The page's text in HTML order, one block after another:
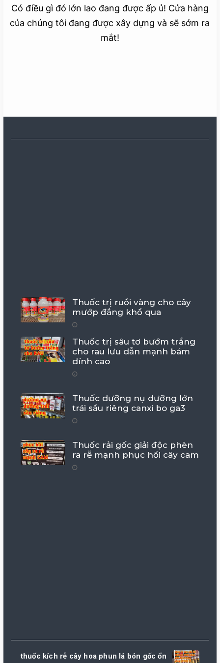
Có điều gì đó lớn lao đang được ấp ủ! Cửa hàng
của chúng tôi đang được xây dựng và sẽ sớm ra
mắt!
Thuốc trị ruồi vàng cho cây
mướp đắng khổ qua
Thuốc trị sâu tơ bướm trắng
cho rau lưu dẫn mạnh bám
dính cao
Thuốc dưỡng nụ dưỡng lớn
trái sầu riêng canxi bo ga3
Thuốc rải gốc giải độc phèn
ra rễ mạnh phục hồi cây cam
thuốc kích rễ cây hoa phun lá bón gốc ổn